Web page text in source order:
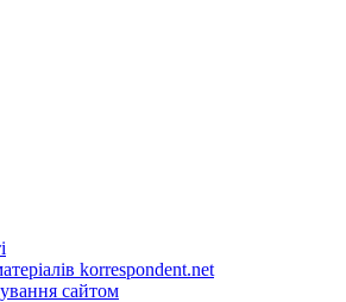
korrespondent.net
сайтом